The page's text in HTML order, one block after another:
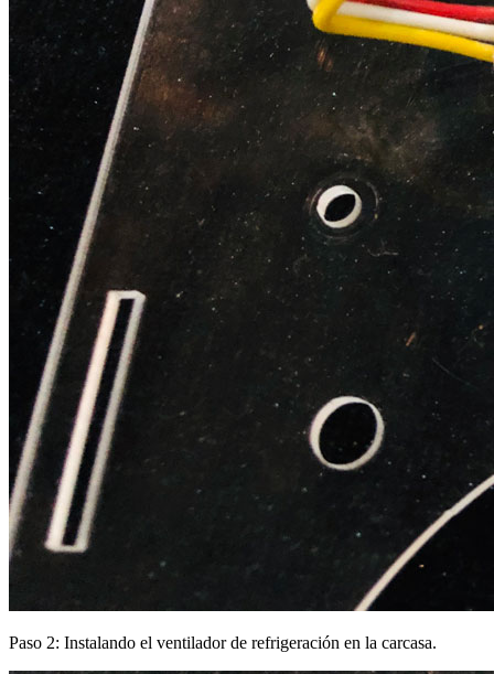
Paso 2: Instalando el ventilador de refrigeración en la carcasa.